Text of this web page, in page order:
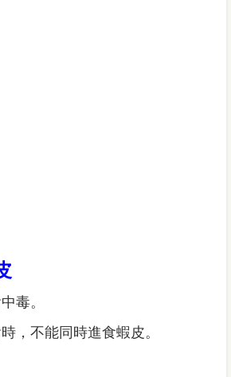
毒。
，不能同時進食蝦皮。